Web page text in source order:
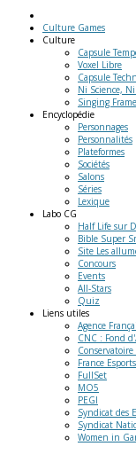
Culture Games
Culture
Capsule
Voxel Libre
Capsule
Ni Science,
Singing
Encyclopédie
Personnages
Personnalités
Plateformes
Sociétés
Salons
Séries
Lexique
Labo CG
Half Life sur
Bible Super
Site Les
Concours
Events
All-Stars
Quiz
Liens utiles
Agence
CNC : Fond
France Esports
FullSet
MO5
PEGI
Syndicat des
Syndicat
Women in